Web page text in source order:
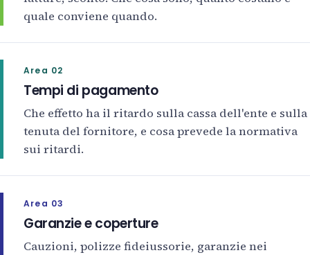
quale conviene quando.
Area 02
Tempi di pagamento
Che effetto ha il ritardo sulla cassa dell'ente e sulla
tenuta del fornitore, e cosa prevede la normativa
sui ritardi.
Area 03
Garanzie e coperture
Cauzioni, polizze fideiussorie, garanzie nei